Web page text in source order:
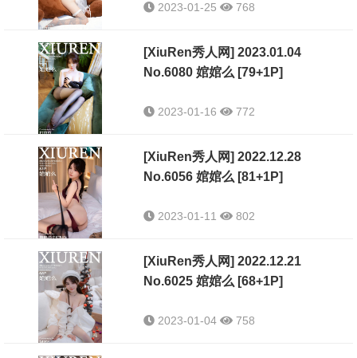
2023-01-25 768
[XiuRen秀人网] 2023.01.04
No.6080 婠婠么 [79+1P]
2023-01-16 772
[XiuRen秀人网] 2022.12.28
No.6056 婠婠么 [81+1P]
2023-01-11 802
[XiuRen秀人网] 2022.12.21
No.6025 婠婠么 [68+1P]
2023-01-04 758